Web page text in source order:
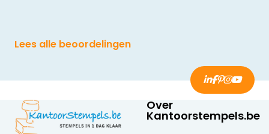
Lees alle beoordelingen
Over
Kantoorstempels.be